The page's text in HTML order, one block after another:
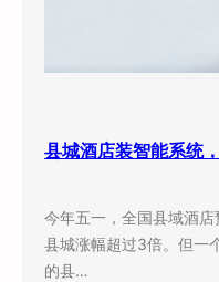
今年五一，全国县域酒
县城涨幅超过3倍。但一
的县…